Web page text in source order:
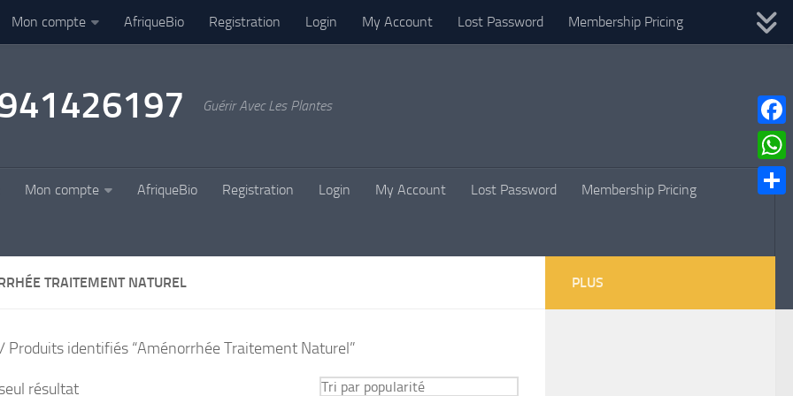
Mon compte AfriqueBio Registration Login My Account Lost Password Membership Pricing
Guérir Avec Les Plantes
Mon compte AfriqueBio Registration Login My Account Lost Password Membership Pricing
TRAITEMENT NATUREL
/ Produits identifiés “Aménorrhée Traitement Naturel”
résultat
PLUS